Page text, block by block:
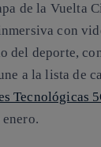
de la Vuelta
con
del deporte,
a la lista de
Tecnológicas
enero.